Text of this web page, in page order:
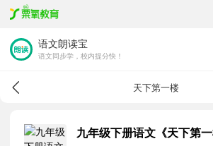
语文朗读宝
语文同步学，校内提分快！
天下第一楼